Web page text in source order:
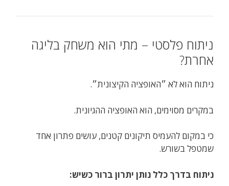
ניתוח פלסטי – מתי הוא משחק בליגה
אחרת?
ניתוח הוא לא ״האופציה הקיצונית״.
במקרים מסוימים, הוא האופציה ההגיונית.
כי במקום להעמיס תיקונים קטנים, עושים פתרון אחד
שמטפל בשורש.
ניתוח בדרך כלל נותן יתרון ברור כשיש: